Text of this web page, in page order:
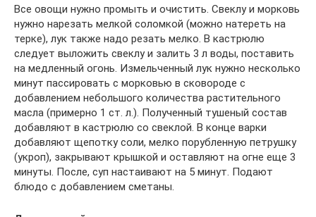
Все овощи нужно промыть и очистить. Свеклу и морковь
нужно нарезать мелкой соломкой (можно натереть на
терке), лук также надо резать мелко. В кастрюлю
следует выложить свеклу и залить 3 л воды, поставить
на медленный огонь. Измельченный лук нужно несколько
минут пассировать с морковью в сковороде с
добавлением небольшого количества растительного
масла (примерно 1 ст. л.). Полученный тушеный состав
добавляют в кастрюлю со свеклой. В конце варки
добавляют щепотку соли, мелко порубленную петрушку
(укроп), закрывают крышкой и оставляют на огне еще 3
минуты. После, суп настаивают на 5 минут. Подают
блюдо с добавлением сметаны.